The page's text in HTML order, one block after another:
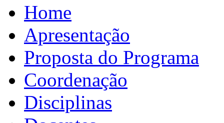
Home
Apresentação
Proposta do Programa
Coordenação
Disciplinas